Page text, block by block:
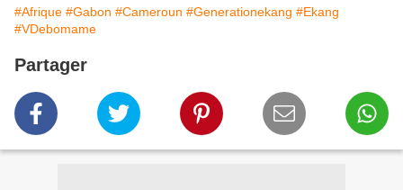
#Afrique #Gabon #Cameroun #Generationekang #Ekang
#VDebomame
Partager